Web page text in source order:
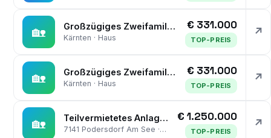
🏡 Großzügiges Zweifamilienhaus mit vielseitigem Nebengebäude und Garage
Kärnten · Haus
€ 331.000
TOP-PREIS
↗
🏡 Großzügiges Zweifamilienhaus mit vielseitigem Nebengebäude und Garage
Kärnten · Haus
€ 331.000
TOP-PREIS
↗
🏡 Teilvermietetes Anlageobjekt/Mehrfamilienhaus - SANIERT - 6 Wohneinheiten - 137,53 m² Garage - ERSTE SEEREIHE
7141 Podersdorf Am See · Haus
€ 1.250.000
TOP-PREIS
↗